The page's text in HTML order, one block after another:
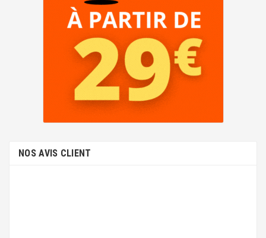
NOS AVIS CLIENT